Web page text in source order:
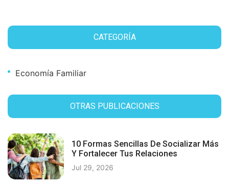
CATEGORÍA
Economía Familiar
OTRAS PUBLICACIONES
10 Formas Sencillas De Socializar Más
Y Fortalecer Tus Relaciones
Jul 29, 2026